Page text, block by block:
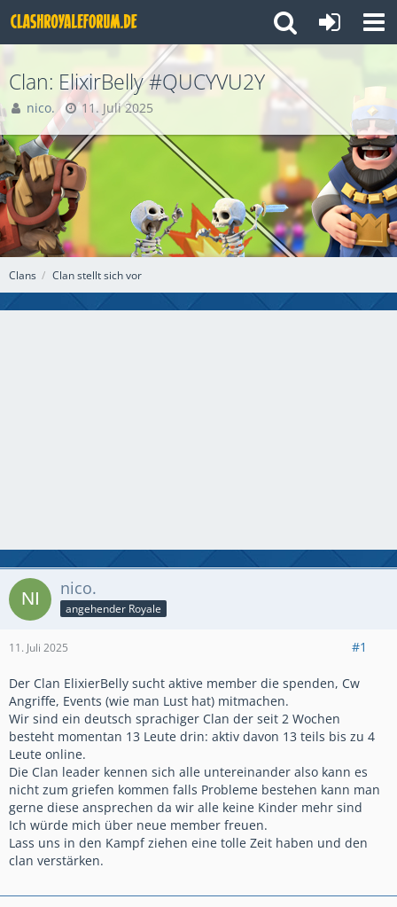
Clans Clan stellt sich vor
Clan: ElixirBelly #QUCYVU2Y
nico. 11. Juli 2025
nico.
angehender Royale
11. Juli 2025 #1
Der Clan ElixierBelly sucht aktive member die spenden, Cw
Angriffe, Events (wie man Lust hat) mitmachen.
Wir sind ein deutsch sprachiger Clan der seit 2 Wochen
besteht momentan 13 Leute drin: aktiv davon 13 teils bis zu 4
Leute online.
Die Clan leader kennen sich alle untereinander also kann es
nicht zum griefen kommen falls Probleme bestehen kann man
gerne diese ansprechen da wir alle keine Kinder mehr sind
Ich würde mich über neue member freuen.
Lass uns in den Kampf ziehen eine tolle Zeit haben und den
clan verstärken.